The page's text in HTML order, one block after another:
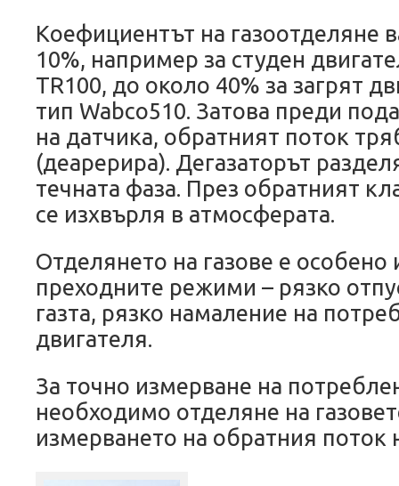
Коефициентът на газоотделяне
10%, например за студен
TR100, до около 40% за загрят
тип Wabco510. Затова преди
на датчика, обратният поток
(деарерира). Дегазаторът
течната фаза. През обратният
се изхвърля в атмосферата.
Отделянето на газове е особено
преходните режими – рязко
газта, рязко намаление на
двигателя.
За точно измерване на
необходимо отделяне на
измерването на обратния поток